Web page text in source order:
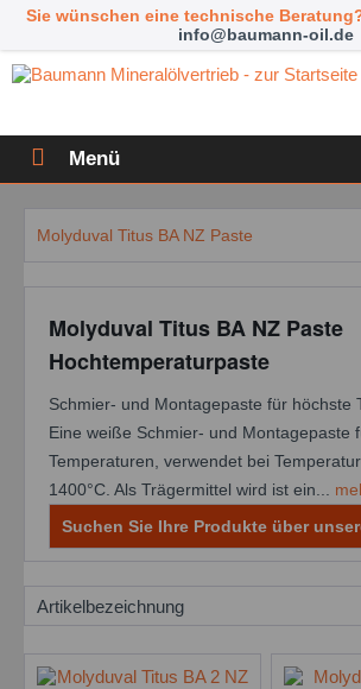
Sie wünschen eine technische
info@baumann-oil.de
Menü
Molyduval Titus BA NZ Paste
Molyduval Titus BA NZ Paste
Hochtemperaturpaste
Schmier- und Montagepaste für höchste
Eine weiße Schmier- und Montagepaste
Temperaturen, verwendet bei
1400°C. Als Trägermittel wird ist ein...
Suchen Sie Ihre Produkte über